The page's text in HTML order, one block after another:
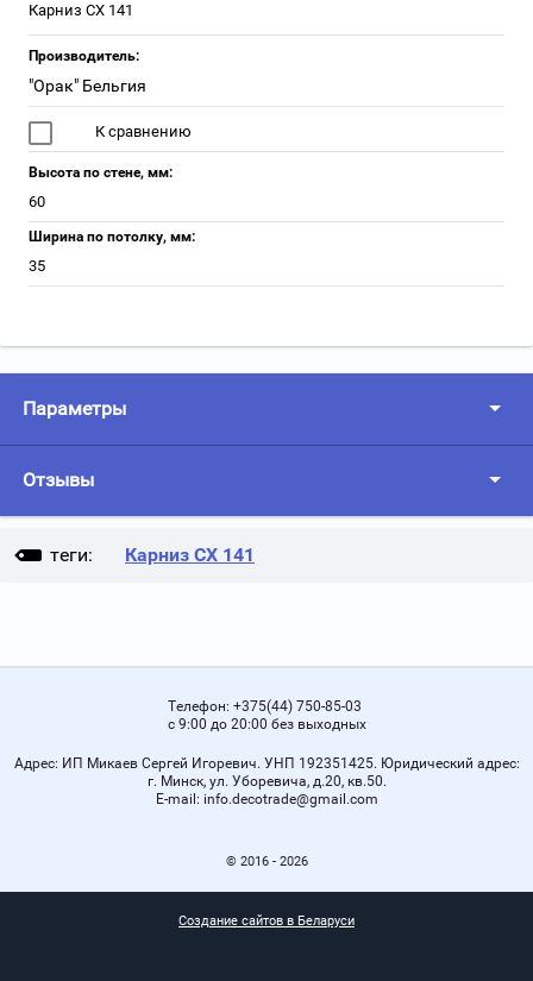
Карниз СХ 141
Производитель:
"Oрак" Бельгия
К сравнению
Высота по стене, мм:
60
Ширина по потолку, мм:
35
Параметры
Отзывы
теги: Карниз СХ 141
Телефон: +375(44) 750-85-03
с 9:00 до 20:00 без выходных
Адрес: ИП Микаев Сергей Игоревич. УНП 192351425. Юридический адрес:
г. Минск, ул. Уборевича, д.20, кв.50.
Е-mail: info.decotrade@gmail.com
© 2016 - 2026
Создание сайтов в Беларуси